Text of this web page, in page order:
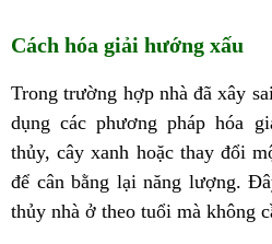
Cách hóa giải hướng xấu
Trong trường hợp nhà đã xây
dụng các phương pháp hóa
thủy, cây xanh hoặc thay đổi
để cân bằng lại năng lượng.
thủy nhà ở theo tuổi mà không